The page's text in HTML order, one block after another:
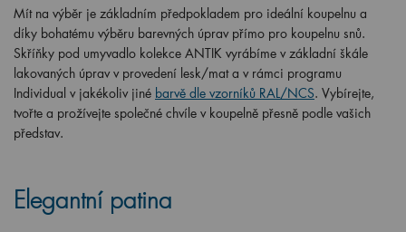
Mít na výběr je základním předpokladem pro ideální koupelnu a
díky bohatému výběru barevných úprav přímo pro koupelnu snů.
Skříňky pod umyvadlo kolekce ANTIK vyrábíme v základní škále
lakovaných úprav v provedení lesk/mat a v rámci programu
Individual v jakékoliv jiné barvě dle vzorníků RAL/NCS. Vybírejte,
tvořte a prožívejte společné chvíle v koupelně přesně podle vašich
představ.
Elegantní patina